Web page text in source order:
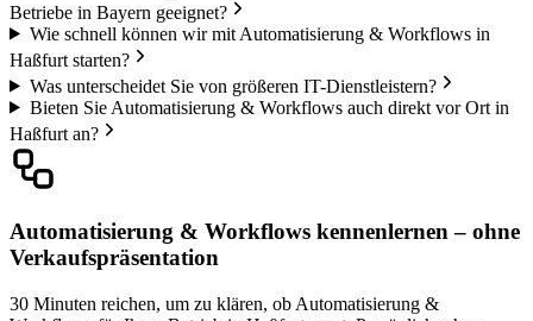
Betriebe in Bayern geeignet?
Wie schnell können wir mit Automatisierung & Workflows in
Haßfurt starten?
Was unterscheidet Sie von größeren IT-Dienstleistern?
Bieten Sie Automatisierung & Workflows auch direkt vor Ort in
Haßfurt an?
Automatisierung & Workflows kennenlernen – ohne
Verkaufspräsentation
30 Minuten reichen, um zu klären, ob Automatisierung &